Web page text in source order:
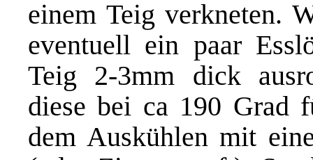
einem Teig verkneten.
eventuell ein paar
Teig 2-3mm dick
diese bei ca 190 Grad
dem Auskühlen mit